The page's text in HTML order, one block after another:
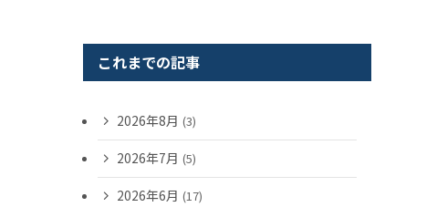
これまでの記事
2026年8月 (3)
2026年7月 (5)
2026年6月 (17)